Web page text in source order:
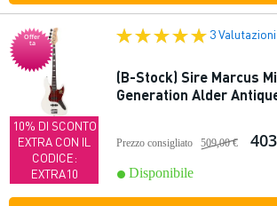
Offer
ta
10% DI SCONTO
EXTRA CON IL
CODICE:
EXTRA10
3 Valutazioni
(B-Stock) Sire Marcus
Generation Alder
Prezzo consigliato 509,00 €
Disponibile